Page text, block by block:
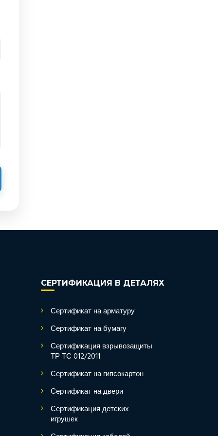
СЕРТИФИКАЦИЯ В ДЕТАЛЯХ
Сертификат на арматуру
Сертификат на бумагу
Сертификация взрывозащиты
ТР ТС 012/2011
Сертификат на гипсокартон
Сертификат на двери
Сертификация детских
игрушек